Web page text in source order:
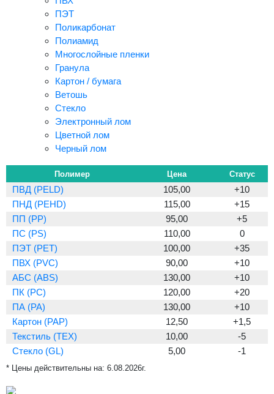
ПЭТ
Поликарбонат
Полиамид
Многослойные пленки
Гранула
Картон / бумага
Ветошь
Стекло
Электронный лом
Цветной лом
Черный лом
Полимер Цена Статус
ПВД (PELD) 105,00
+10
ПНД (PEHD)
115,00
+15
ПП (PP)
95,00
+5
ПС (PS)
110,00
0
ПЭТ (PET)
100,00
+35
ПВХ (PVC)
90,00
+10
АБС (ABS)
130,00
+10
ПК (PC)
120,00
+20
ПА (PA)
130,00
+10
Картон (PAP)
12,50
+1,5
Текстиль (TEX)
10,00
-5
Стекло (GL)
5,00 -1
* Цены действительны на: 6.08.2026г.